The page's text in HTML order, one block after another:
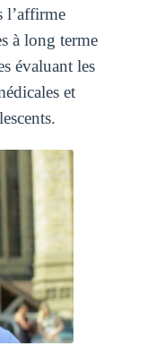
l’affirme
à long terme
évaluant les
et